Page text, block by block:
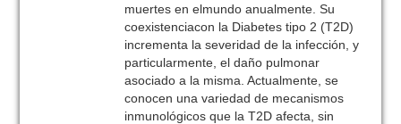
muertes en elmundo anualmente. Su
coexistenciacon la Diabetes tipo 2 (T2D)
incrementa la severidad de la infección, y
particularmente, el daño pulmonar
asociado a la misma. Actualmente, se
conocen una variedad de mecanismos
inmunológicos que la T2D afecta, sin